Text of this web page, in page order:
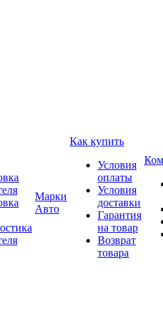
Марки
Авто
Как купить
Условия
оплаты
Условия
доставки
Гарантия
на товар
Возврат
товара